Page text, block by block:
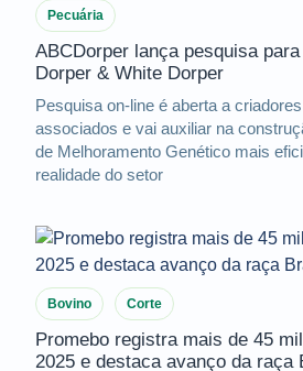
Pecuária
ABCDorper lança pesquisa
Dorper & White Dorper
Pesquisa on-line é aberta a
associados e vai auxiliar na
de Melhoramento Genético mais
realidade do setor
Bovino Corte
Promebo registra mais de 45
2025 e destaca avanço da raça